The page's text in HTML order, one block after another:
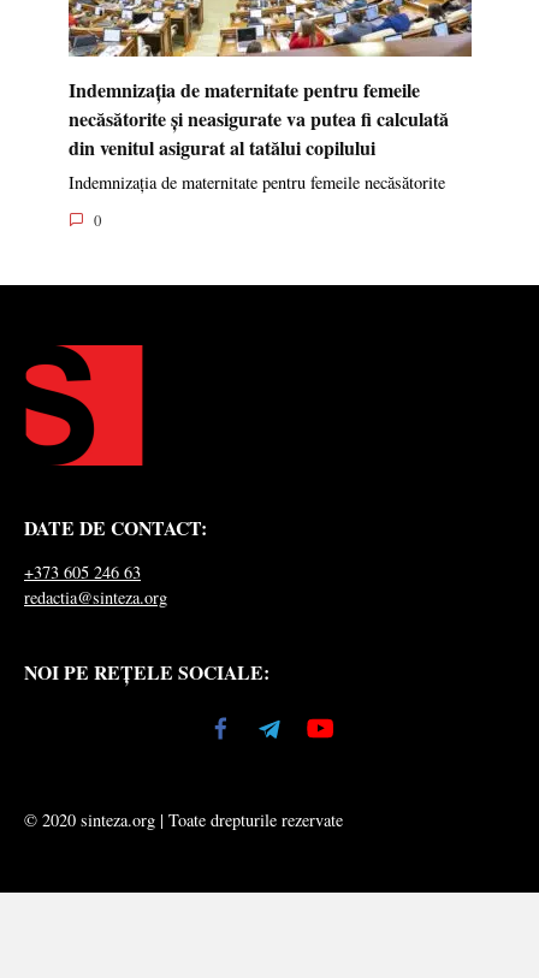
Indemnizația de maternitate pentru femeile
necăsătorite și neasigurate va putea fi calculată
din venitul asigurat al tatălui copilului
Indemnizația de maternitate pentru femeile necăsătorite
0
DATE DE CONTACT:
+373 605 246 63
redactia@sinteza.org
NOI PE REȚELE SOCIALE:
© 2020 sinteza.org | Toate drepturile rezervate